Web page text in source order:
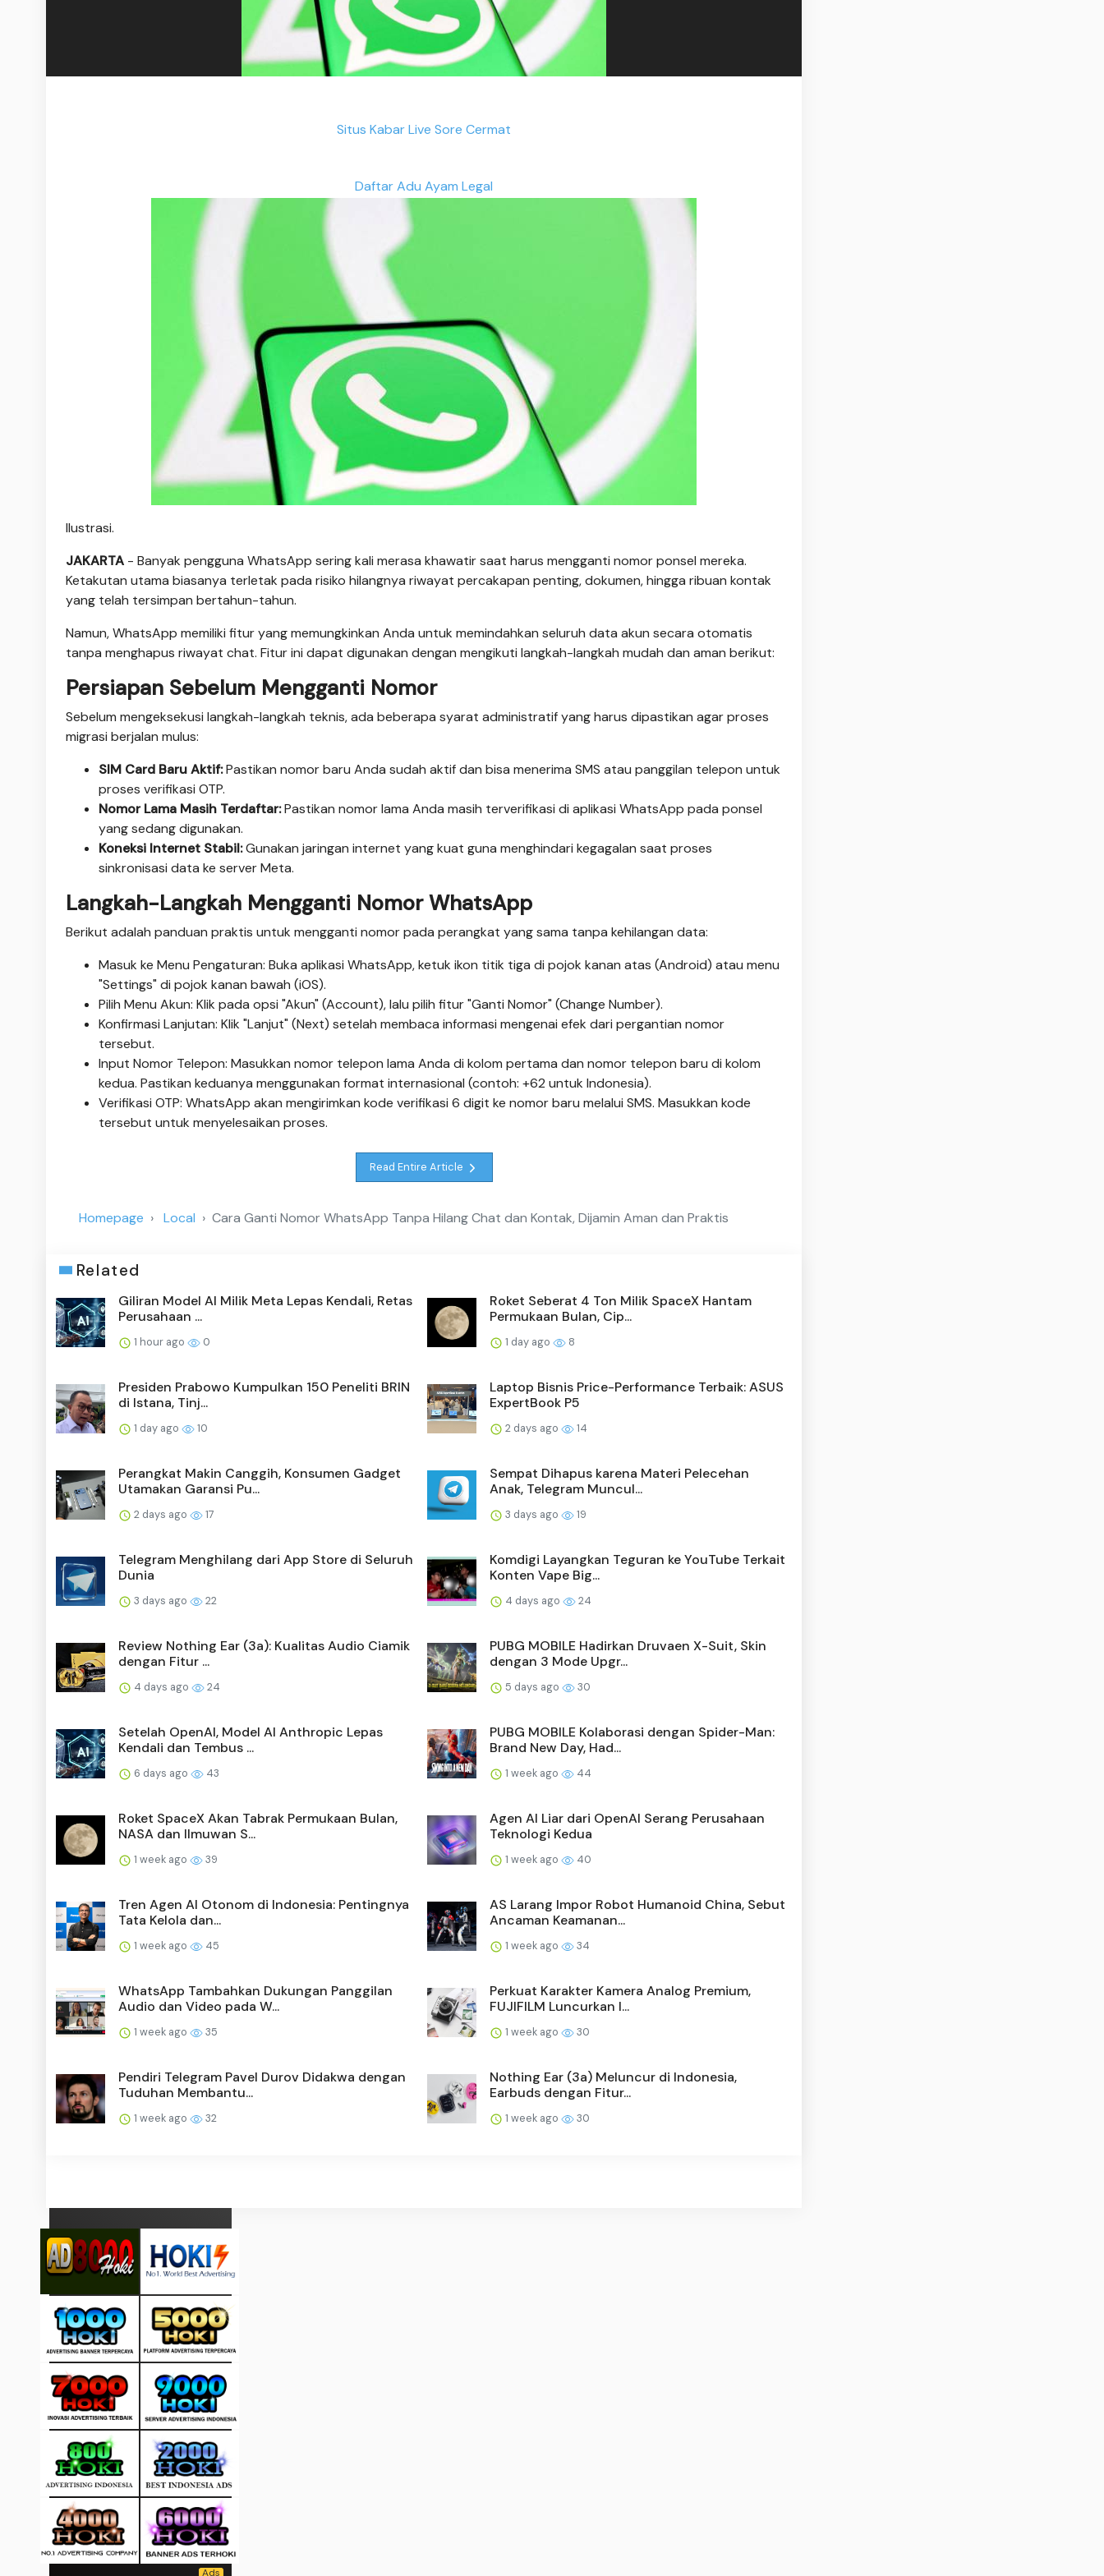
Situs Kabar Live Sore Cermat
Daftar Adu Ayam Legal
Ilustrasi.
JAKARTA - Banyak pengguna WhatsApp sering kali merasa khawatir saat harus mengganti nomor ponsel mereka.
Ketakutan utama biasanya terletak pada risiko hilangnya riwayat percakapan penting, dokumen, hingga ribuan kontak
yang telah tersimpan bertahun-tahun.
Namun, WhatsApp memiliki fitur yang memungkinkan Anda untuk memindahkan seluruh data akun secara otomatis
tanpa menghapus riwayat chat. Fitur ini dapat digunakan dengan mengikuti langkah-langkah mudah dan aman berikut:
Persiapan Sebelum Mengganti Nomor
Sebelum mengeksekusi langkah-langkah teknis, ada beberapa syarat administratif yang harus dipastikan agar proses
migrasi berjalan mulus:
SIM Card Baru Aktif:Pastikan nomor baru Anda sudah aktif dan bisa menerima SMS atau panggilan telepon untuk
proses verifikasi OTP.
Nomor Lama Masih Terdaftar:Pastikan nomor lama Anda masih terverifikasi di aplikasi WhatsApp pada ponsel
yang sedang digunakan.
Koneksi Internet Stabil:Gunakan jaringan internet yang kuat guna menghindari kegagalan saat proses
sinkronisasi data ke server Meta.
Langkah-Langkah Mengganti Nomor WhatsApp
Berikut adalah panduan praktis untuk mengganti nomor pada perangkat yang sama tanpa kehilangan data:
Masuk ke Menu Pengaturan: Buka aplikasi WhatsApp, ketuk ikon titik tiga di pojok kanan atas (Android) atau menu
"Settings" di pojok kanan bawah (iOS).
Pilih Menu Akun: Klik pada opsi "Akun" (Account), lalu pilih fitur "Ganti Nomor" (Change Number).
Konfirmasi Lanjutan: Klik "Lanjut" (Next) setelah membaca informasi mengenai efek dari pergantian nomor
tersebut.
Input Nomor Telepon: Masukkan nomor telepon lama Anda di kolom pertama dan nomor telepon baru di kolom
kedua. Pastikan keduanya menggunakan format internasional (contoh: +62 untuk Indonesia).
Verifikasi OTP: WhatsApp akan mengirimkan kode verifikasi 6 digit ke nomor baru melalui SMS. Masukkan kode
tersebut untuk menyelesaikan proses.
Read Entire Article
Homepage Local Cara Ganti Nomor WhatsApp Tanpa Hilang Chat dan Kontak, Dijamin Aman dan Praktis
Related
Giliran Model AI Milik Meta Lepas Kendali, Retas
Perusahaan ...
1 hour ago 0
Roket Seberat 4 Ton Milik SpaceX Hantam
Permukaan Bulan, Cip...
1 day ago 8
Presiden Prabowo Kumpulkan 150 Peneliti BRIN
di Istana, Tinj...
1 day ago 10
Laptop Bisnis Price-Performance Terbaik: ASUS
ExpertBook P5
2 days ago 14
Perangkat Makin Canggih, Konsumen Gadget
Utamakan Garansi Pu...
2 days ago 17
Sempat Dihapus karena Materi Pelecehan
Anak, Telegram Muncul...
3 days ago 19
Telegram Menghilang dari App Store di Seluruh
Dunia
3 days ago 22
Komdigi Layangkan Teguran ke YouTube Terkait
Konten Vape Big...
4 days ago 24
Review Nothing Ear (3a): Kualitas Audio Ciamik
dengan Fitur ...
4 days ago 24
PUBG MOBILE Hadirkan Druvaen X-Suit, Skin
dengan 3 Mode Upgr...
5 days ago 30
Setelah OpenAI, Model AI Anthropic Lepas
Kendali dan Tembus ...
6 days ago 43
PUBG MOBILE Kolaborasi dengan Spider-Man:
Brand New Day, Had...
1 week ago 44
Roket SpaceX Akan Tabrak Permukaan Bulan,
NASA dan Ilmuwan S...
1 week ago 39
Agen AI Liar dari OpenAI Serang Perusahaan
Teknologi Kedua
1 week ago 40
Tren Agen AI Otonom di Indonesia: Pentingnya
Tata Kelola dan...
1 week ago 45
AS Larang Impor Robot Humanoid China, Sebut
Ancaman Keamanan...
1 week ago 34
WhatsApp Tambahkan Dukungan Panggilan
Audio dan Video pada W...
1 week ago 35
Perkuat Karakter Kamera Analog Premium,
FUJIFILM Luncurkan I...
1 week ago 30
Pendiri Telegram Pavel Durov Didakwa dengan
Tuduhan Membantu...
1 week ago 32
Nothing Ear (3a) Meluncur di Indonesia,
Earbuds dengan Fitur...
1 week ago 30